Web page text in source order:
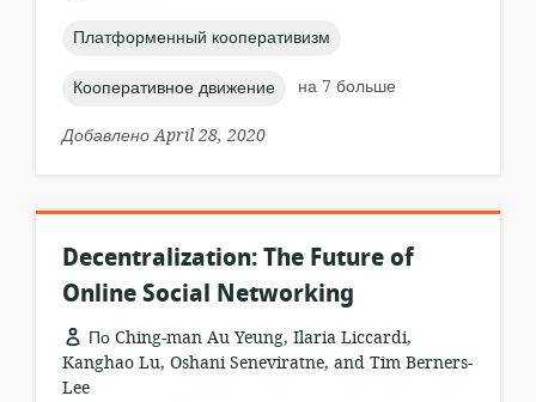
topic:
Платформенный кооперативизм
topic:
Кооперативное движение
на 7 больше
Добавлено April 28, 2020
Decentralization: The Future of
Online Social Networking
По Ching-man Au Yeung, Ilaria Liccardi,
Kanghao Lu, Oshani Seneviratne, and Tim Berners-
Lee